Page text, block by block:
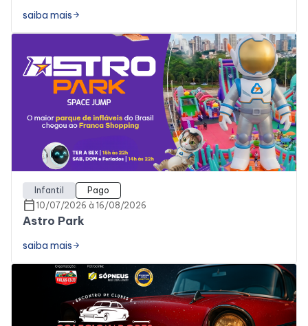
saiba mais arrow_forward
Infantil Pago
Astro Park
calendar_today 10/07/2026 à 16/08/2026
saiba mais arrow_forward